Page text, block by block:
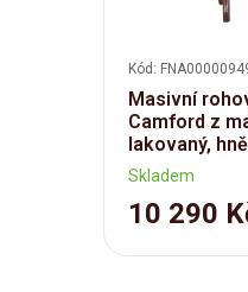
Kód:
Masivní
Camford z
lakovaný,
Skladem
10 290